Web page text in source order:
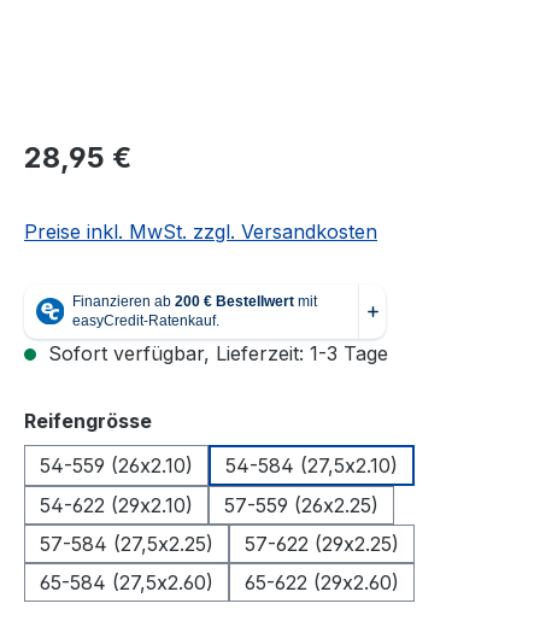
Regulärer Preis:
28,95 €
Preise inkl. MwSt. zzgl. Versandkosten
Sofort verfügbar, Lieferzeit: 1-3 Tage
Reifengrösseauswählen
54-559 (26x2.10)
54-584 (27,5x2.10)
54-622 (29x2.10)
57-559 (26x2.25)
57-584 (27,5x2.25)
57-622 (29x2.25)
65-584 (27,5x2.60)
65-622 (29x2.60)